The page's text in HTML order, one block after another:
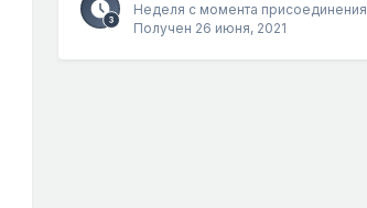
Неделя с момента присоединения
Получен 26 июня, 2021